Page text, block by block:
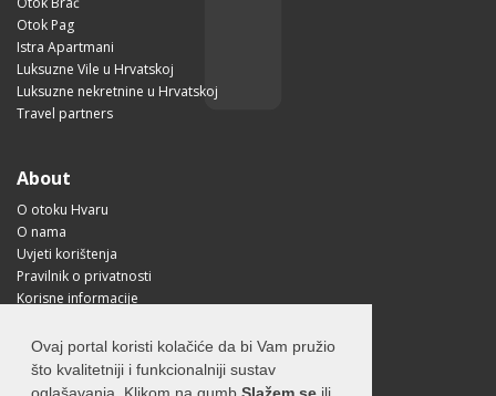
Ovaj portal koristi kolačiće da bi Vam pružio
što kvalitetniji i funkcionalniji sustav
Otok Pag
Istra Apartmani
Luksuzne Vile u Hrvatskoj
Luksuzne nekretnine u Hrvatskoj
Travel partners
About
O otoku Hvaru
O nama
Uvjeti korištenja
Pravilnik o privatnosti
Korisne informacije
Free Mobile App
Visit Croatia